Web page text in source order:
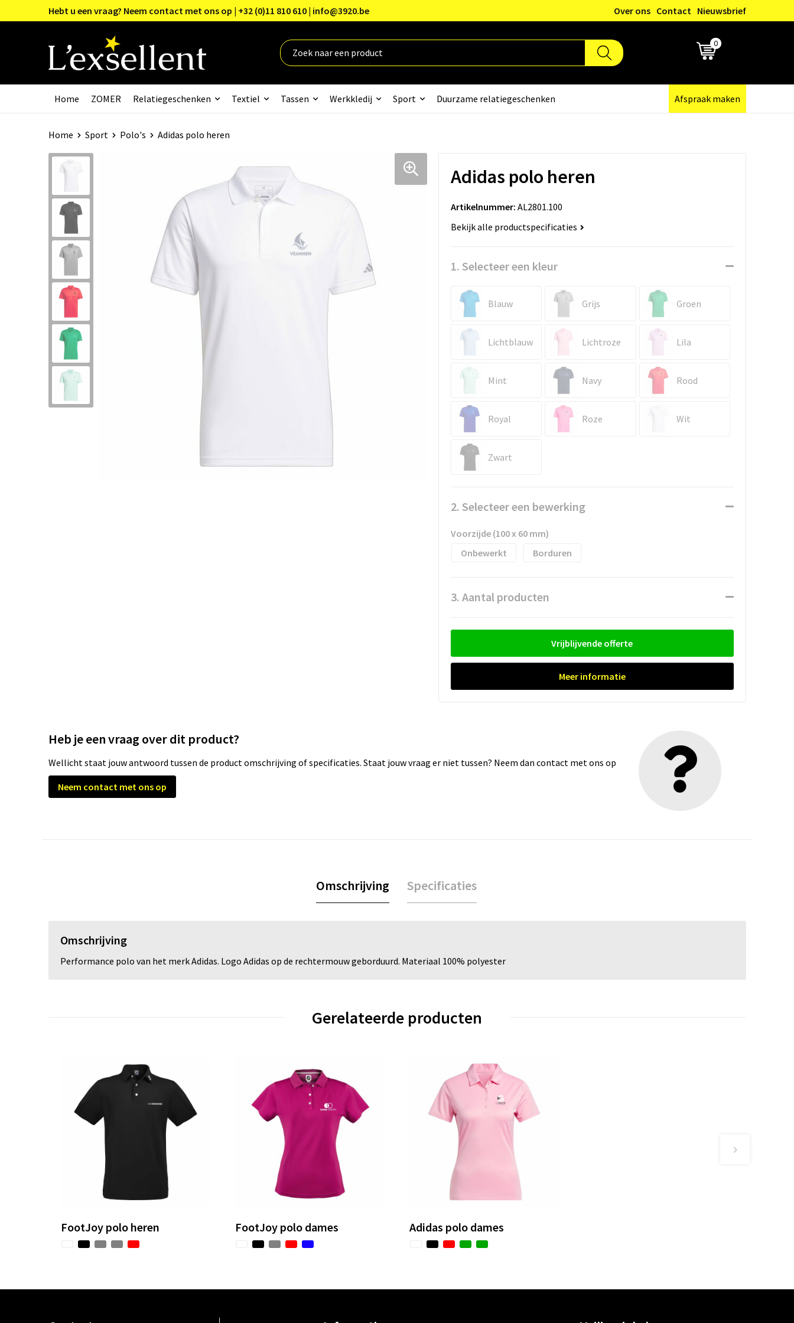
Hebt u een vraag? Neem contact met ons op | +32 (0)11 810 610 | info@3920.be Over ons Contact Nieuwsbrief
0
Home ZOMER Relatiegeschenken Textiel Tassen Werkkledij Sport Duurzame relatiegeschenken Afspraak maken
Home Sport Polo's Adidas polo heren
Adidas polo heren
Artikelnummer: AL2801.100
Bekijk alle productspecificaties
1. Selecteer een kleur
Blauw Grijs Groen
Lichtblauw Lichtroze Lila
Mint Navy Rood
Royal Roze Wit
Zwart
2. Selecteer een bewerking
Voorzijde (100 x 60 mm)
Onbewerkt
Borduren
3. Aantal producten
Vrijblijvende offerte
Meer informatie
Heb je een vraag over dit product?
Wellicht staat jouw antwoord tussen de product omschrijving of specificaties. Staat jouw vraag er niet tussen? Neem dan contact met ons op
Neem contact met ons op
Omschrijving Specificaties
Omschrijving
Performance polo van het merk Adidas. Logo Adidas op de rechtermouw geborduurd. Materiaal 100% polyester
Gerelateerde producten
FootJoy polo heren FootJoy polo dames Adidas polo dames